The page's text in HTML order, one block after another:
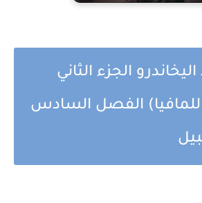
الجزء الثاني
للمافيا) الفصل السادس